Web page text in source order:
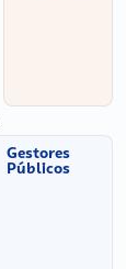
Gestores
Públicos